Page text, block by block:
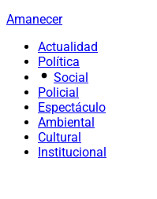
Amanecer
Actualidad
Política
Social
Policial
Espectáculo
Ambiental
Cultural
Institucional